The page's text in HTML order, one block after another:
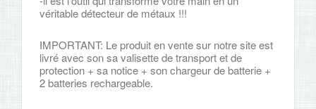
véritable détecteur de métaux !!!
IMPORTANT: Le produit en vente sur notre site est
livré avec son sa valisette de transport et de
protection + sa notice + son chargeur de batterie +
2 batteries rechargeable.